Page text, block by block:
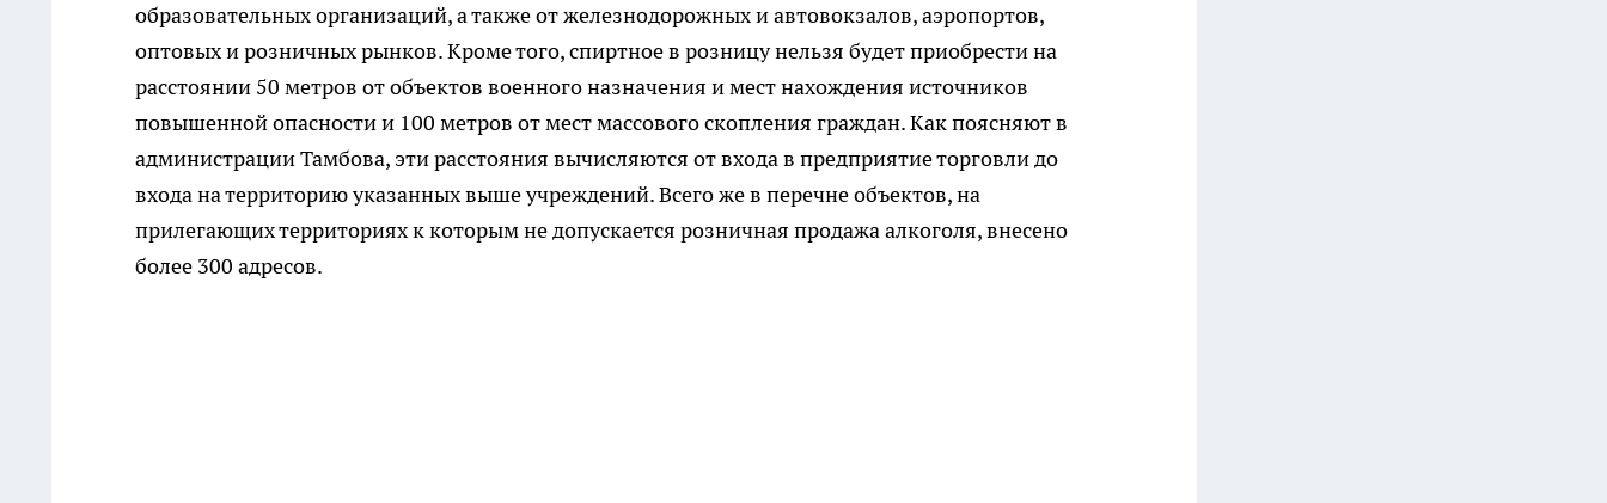
образовательных организаций, а также от железнодорожных и автовокзалов, аэропортов,
оптовых и розничных рынков. Кроме того, спиртное в розницу нельзя будет приобрести на
расстоянии 50 метров от объектов военного назначения и мест нахождения источников
повышенной опасности и 100 метров от мест массового скопления граждан. Как поясняют в
администрации Тамбова, эти расстояния вычисляются от входа в предприятие торговли до
входа на территорию указанных выше учреждений. Всего же в перечне объектов, на
прилегающих территориях к которым не допускается розничная продажа алкоголя, внесено
более 300 адресов.